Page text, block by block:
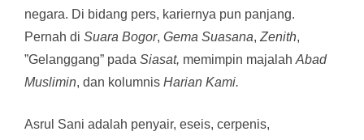
negara. Di bidang pers, kariernya pun panjang.
Pernah di Suara Bogor, Gema Suasana, Zenith,
”Gelanggang” pada Siasat, memimpin majalah Abad
Muslimin, dan kolumnis Harian Kami.
Asrul Sani adalah penyair, eseis, cerpenis,